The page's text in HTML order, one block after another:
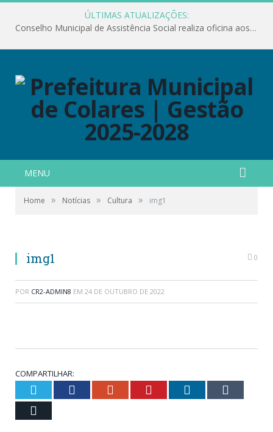
ÚLTIMAS ATUALIZAÇÕES:
Conselho Municipal de Assistência Social realiza oficina aos servidores
MENU
Home » Notícias » Cultura » img1
img1 0
POR CR2-ADMIN8 EM 24 DE OUTUBRO DE 2022
COMPARTILHAR:
Twitter Facebook Google+ Pinterest LinkedIn